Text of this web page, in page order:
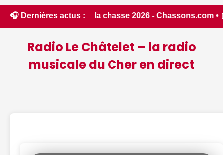
🎧 Dernières actus :
la chasse 2026 - Chassons.com • 📰
Radio Le Châtelet – la radio
musicale du Cher en direct